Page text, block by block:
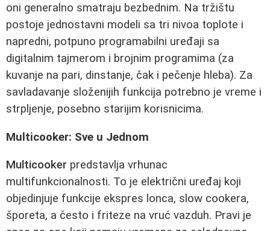
oni generalno smatraju bezbednim. Na tržištu
postoje jednostavni modeli sa tri nivoa toplote i
napredni, potpuno programabilni uređaji sa
digitalnim tajmerom i brojnim programima (za
kuvanje na pari, dinstanje, čak i pečenje hleba). Za
savladavanje složenijih funkcija potrebno je vreme i
strpljenje, posebno starijim korisnicima.
Multicooker: Sve u Jednom
Multicooker predstavlja vrhunac
multifunkcionalnosti. To je električni uređaj koji
objedinjuje funkcije ekspres lonca, slow cookera,
šporeta, a često i friteze na vruć vazduh. Pravi je